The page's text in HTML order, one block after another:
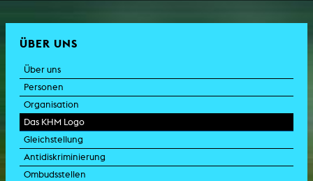
ÜBER UNS
Über uns
Personen
Organisation
Das KHM Logo
Gleichstellung
Antidiskriminierung
Ombudsstellen